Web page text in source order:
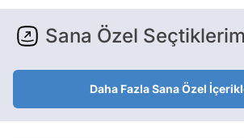
Sana Özel
Daha Fazla Sana Özel